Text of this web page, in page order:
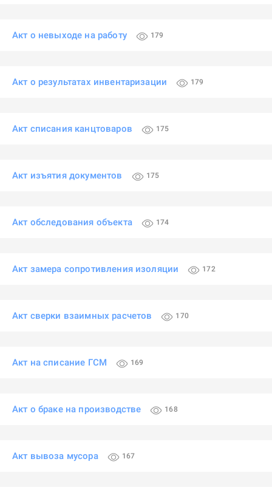
Акт о невыходе на работу 179
Акт о результатах инвентаризации 179
Акт списания канцтоваров 175
Акт изъятия документов 175
Акт обследования объекта 174
Акт замера сопротивления изоляции 172
Акт сверки взаимных расчетов 170
Акт на списание ГСМ 169
Акт о браке на производстве 168
Акт вывоза мусора 167